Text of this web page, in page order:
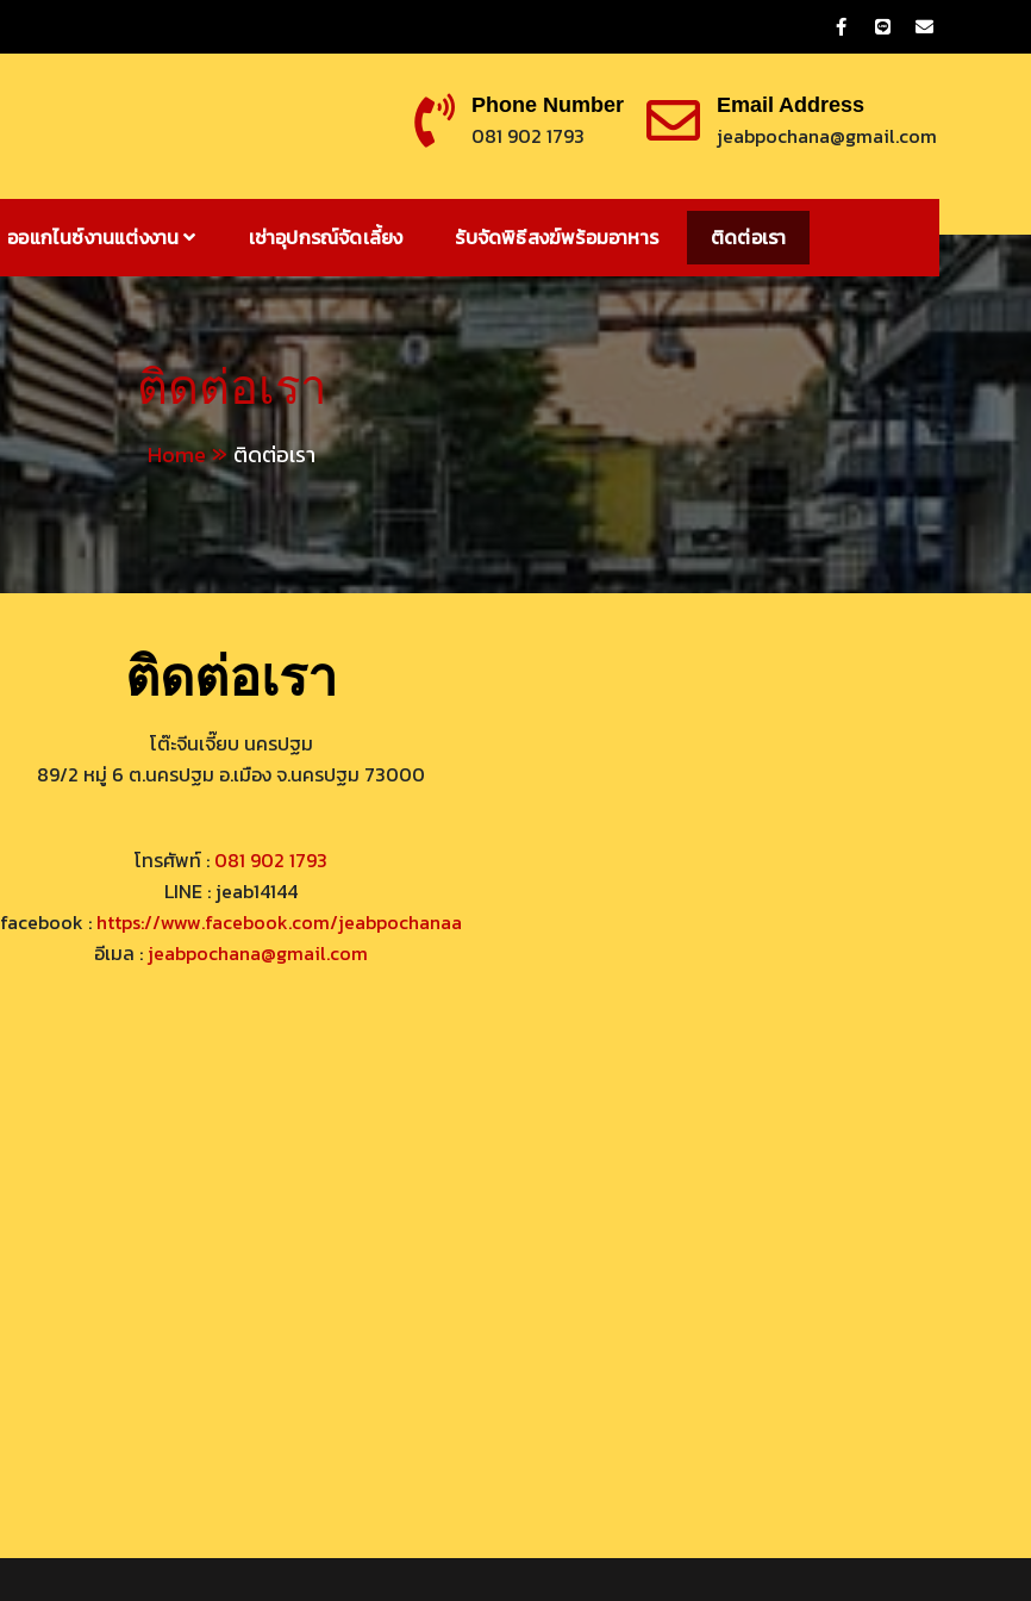
Phone Number
081 902 1793
Email Address
jeabpochana@gmail.com
ออแกไนซ์งานแต่งงาน เช่าอุปกรณ์จัดเลี้ยง รับจัดพิธีสงฆ์พร้อมอาหาร ติดต่อเรา
ติดต่อเรา
Home ติดต่อเรา
ติดต่อเรา
โต๊ะจีนเจี๊ยบ นครปฐม
89/2 หมู่ 6 ต.นครปฐม อ.เมือง จ.นครปฐม 73000
โทรศัพท์ : 081 902 1793
LINE : jeab14144
facebook : https://www.facebook.com/jeabpochanaa
อีเมล : jeabpochana@gmail.com